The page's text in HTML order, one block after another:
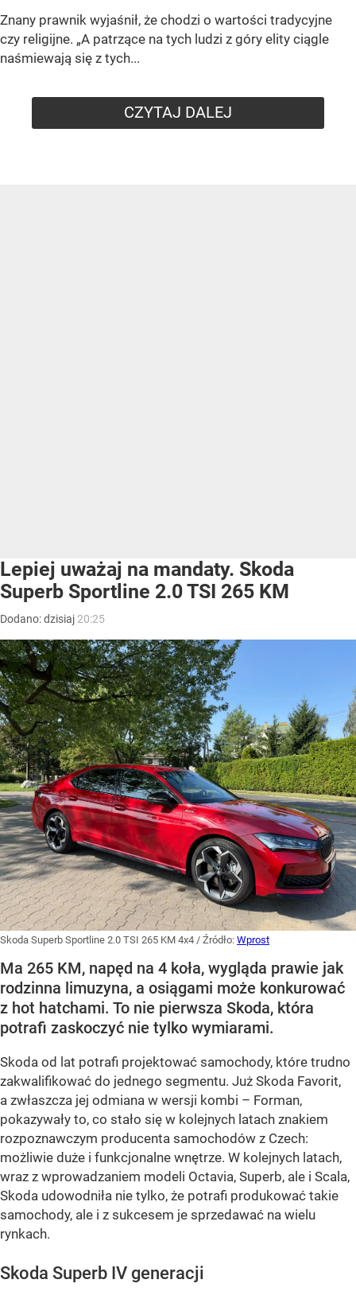
Znany prawnik wyjaśnił, że chodzi o wartości tradycyjne
czy religijne. „A patrzące na tych ludzi z góry elity ciągle
naśmiewają się z tych...
CZYTAJ DALEJ
Lepiej uważaj na mandaty. Skoda
Superb Sportline 2.0 TSI 265 KM
Dodano:dzisiaj 20:25
Skoda Superb Sportline 2.0 TSI 265 KM 4x4 / Źródło: Wprost
Ma 265 KM, napęd na 4 koła, wygląda prawie jak
rodzinna limuzyna, a osiągami może konkurować
z hot hatchami. To nie pierwsza Skoda, która
potrafi zaskoczyć nie tylko wymiarami.
Skoda od lat potrafi projektować samochody, które trudno
zakwalifikować do jednego segmentu. Już Skoda Favorit,
a zwłaszcza jej odmiana w wersji kombi – Forman,
pokazywały to, co stało się w kolejnych latach znakiem
rozpoznawczym producenta samochodów z Czech:
możliwie duże i funkcjonalne wnętrze. W kolejnych latach,
wraz z wprowadzaniem modeli Octavia, Superb, ale i Scala,
Skoda udowodniła nie tylko, że potrafi produkować takie
samochody, ale i z sukcesem je sprzedawać na wielu
rynkach.
Skoda Superb IV generacji